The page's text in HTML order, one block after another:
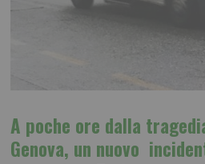
A poche ore dalla
Genova, un nuovo